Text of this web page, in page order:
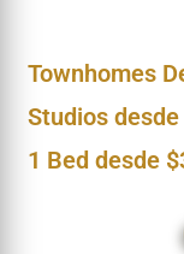
Townhomes
Studios
1 Bed desde